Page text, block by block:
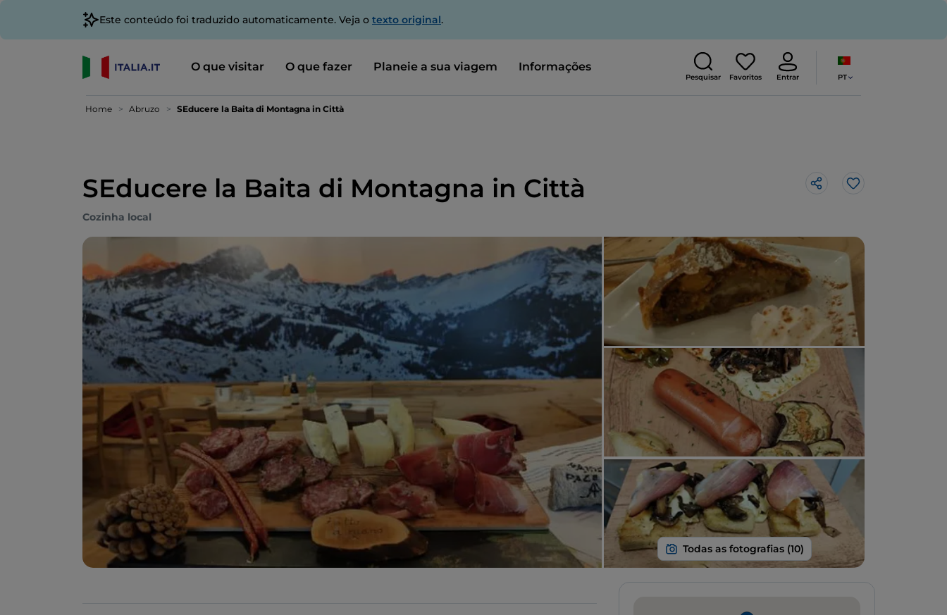
Este conteúdo foi traduzido automaticamente. Veja o texto original.
O que visitar O que fazer Planeie a sua viagem Informações
Pesquisar Favoritos Entrar PT
Home Abruzo SEducere la Baita di Montagna in Città
SEducere la Baita di Montagna in Città Gosto
Cozinha local